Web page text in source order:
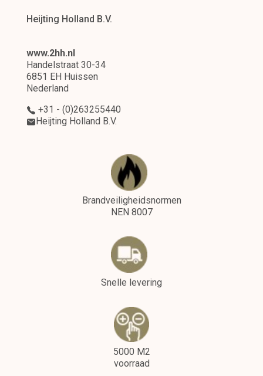
Heijting Holland B.V.
www.2hh.nl
Handelstraat 30-34
6851 EH Huissen
Nederland
+31 - (0)263255440
Heijting Holland B.V.
Brandveiligheidsnormen
NEN 8007
Snelle levering
5000 M2
voorraad